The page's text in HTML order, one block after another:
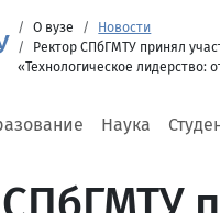
О вузе
Новости
Ректор СПбГМТУ принял
«Технологическое лидерство:
Наука